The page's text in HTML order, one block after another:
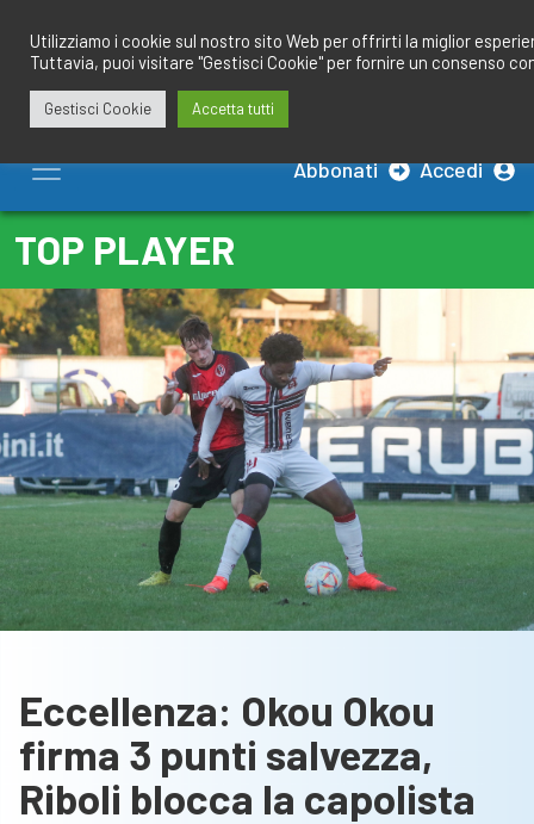
contenuto
Abbonati Accedi
TOP PLAYER
Eccellenza: Okou Okou
firma 3 punti salvezza,
Riboli blocca la capolista
Utilizziamo i cookie sul nostro sito Web per offrirti la miglior
Tuttavia, puoi visitare "Gestisci Cookie" per fornire un consenso
Gestisci Cookie Accetta tutti